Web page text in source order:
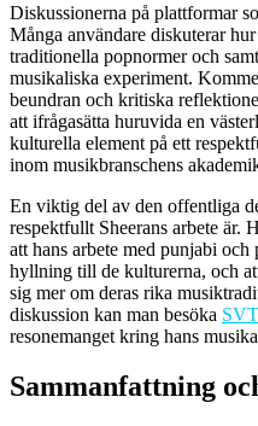
Diskussionerna på plattformar
Många användare diskuterar
traditionella popnormer och
musikaliska experiment.
beundran och kritiska
att ifrågasätta huruvida en
kulturella element på ett
inom musikbranschens
En viktig del av den offentliga
respektfullt Sheerans arbete är.
att hans arbete med punjabi och
hyllning till de kulturerna, och
sig mer om deras rika
diskussion kan man besöka
resonemanget kring hans
Sammanfattning